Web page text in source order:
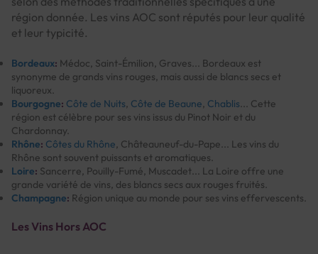
région donnée. Les vins AOC sont réputés pour leur qualité
et leur typicité.
Bordeaux: Médoc, Saint-Émilion, Graves... Bordeaux est
synonyme de grands vins rouges, mais aussi de blancs secs et
liquoreux.
Bourgogne: Côte de Nuits, Côte de Beaune, Chablis... Cette
région est célèbre pour ses vins issus du Pinot Noir et du
Chardonnay.
Rhône: Côtes du Rhône, Châteauneuf-du-Pape... Les vins du
Rhône sont souvent puissants et aromatiques.
Loire: Sancerre, Pouilly-Fumé, Muscadet... La Loire offre une
grande variété de vins, des blancs secs aux rouges fruités.
Champagne: Région unique au monde pour ses vins effervescents.
Les Vins Hors AOC